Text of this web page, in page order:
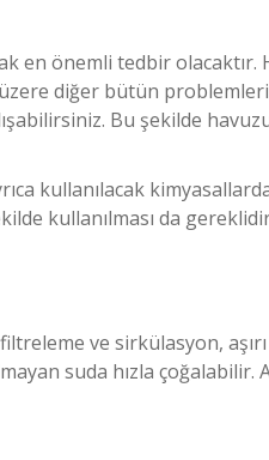
en önemli tedbir olacaktır.
üzere diğer bütün
Bu şekilde
kullanılacak
kullanılması da
ve sirkülasyon, aşırı
suda hızla çoğalabilir.